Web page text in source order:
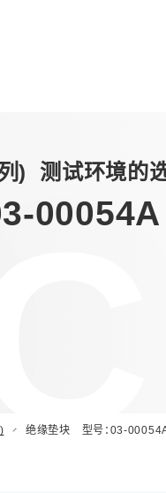
) 测试环境的
00054A
绝缘垫块 型号：03-